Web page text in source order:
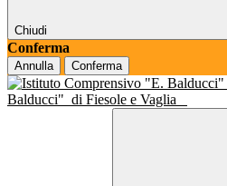
Chiudi
Conferma
Annulla Conferma
Balducci" di Fiesole e Vaglia